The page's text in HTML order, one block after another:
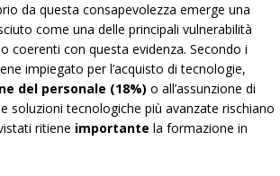
da questa consapevolezza emerge una
come una delle principali vulnerabilità
coerenti con questa evidenza. Secondo i
impiegato per l’acquisto di tecnologie,
del personale (18%) o all’assunzione di
soluzioni tecnologiche più avanzate rischiano
ritiene importante la formazione in